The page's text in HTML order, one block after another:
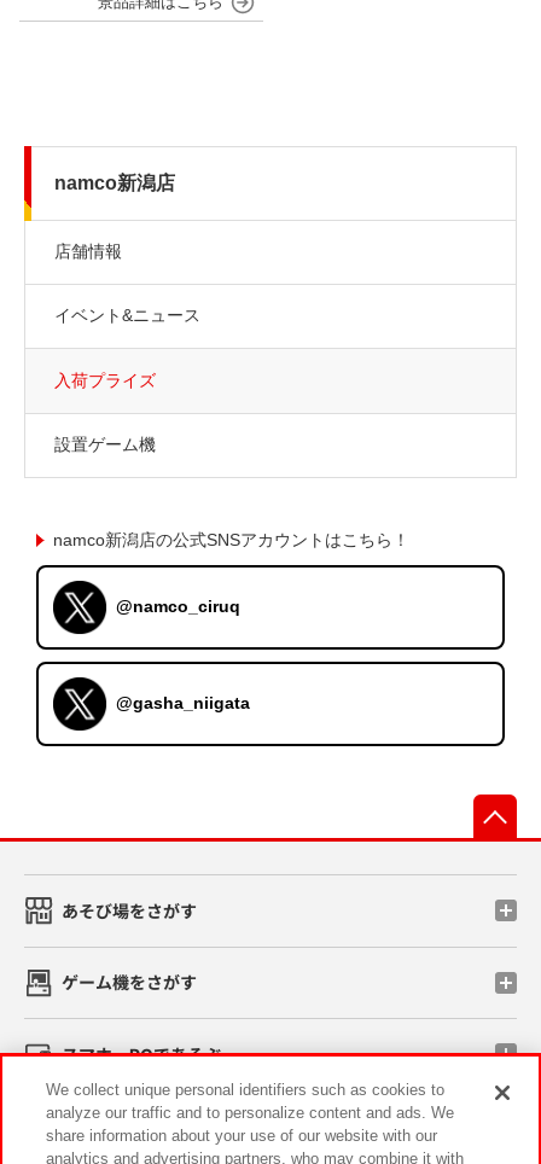
namco新潟店
店舗情報
イベント&ニュース
入荷プライズ
設置ゲーム機
namco新潟店の公式SNSアカウントはこちら！
@namco_ciruq
@gasha_niigata
あそび場をさがす
ゲーム機をさがす
スマホ・PCであそぶ
イベント・キャンペーン
We collect unique personal identifiers such as cookies to
analyze our traffic and to personalize content and ads. We
share information about your use of our website with our
analytics and advertising partners, who may combine it with